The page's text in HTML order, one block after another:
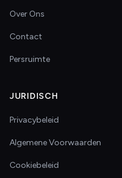
Over Ons
Contact
Persruimte
JURIDISCH
Privacybeleid
Algemene Voorwaarden
Cookiebeleid